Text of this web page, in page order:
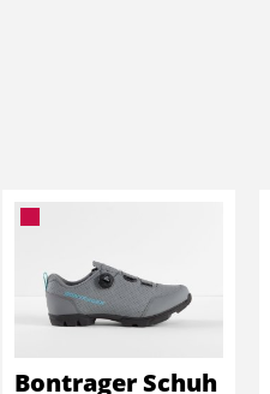
Bontrager Schuh